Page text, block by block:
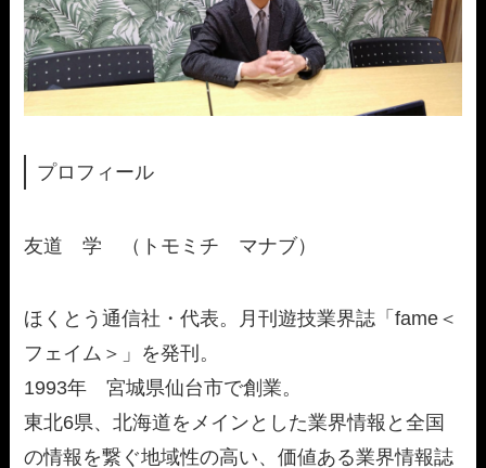
プロフィール
友道 学 （トモミチ マナブ）
ほくとう通信社・代表。月刊遊技業界誌「fame＜
フェイム＞」を発刊。
1993年 宮城県仙台市で創業。
東北6県、北海道をメインとした業界情報と全国
の情報を繋ぐ地域性の高い、価値ある業界情報誌